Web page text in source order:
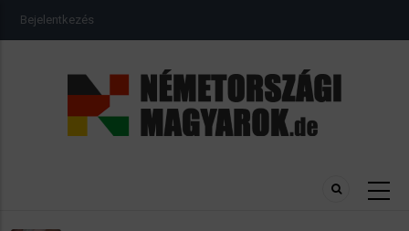
USER
ACCOUNT
Bejelentkezés